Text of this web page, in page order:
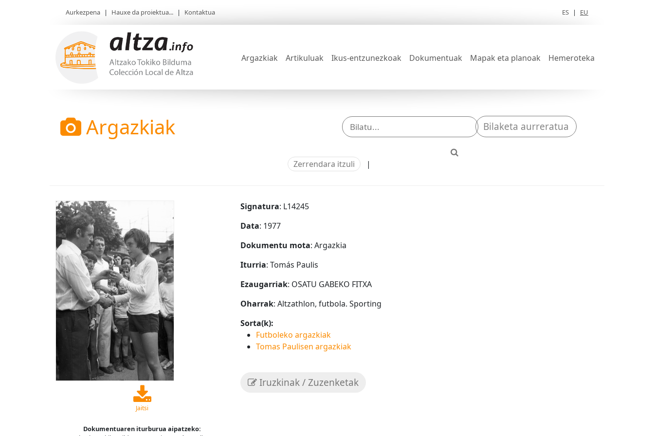
Aurkezpena | Hauxe da proiektua... | Kontaktua ES | EU
Argazkiak Artikuluak Ikus-entzunezkoak Dokumentuak Mapak eta planoak Hemeroteka
Argazkiak Bilaketa aurreratua
Zerrendara itzuli |
Jaitsi
Dokumentuaren iturburua aipatzeko:
Signatura: L14245
Data: 1977
Dokumentu mota: Argazkia
Iturria: Tomás Paulis
Ezaugarriak: OSATU GABEKO FITXA
Oharrak: Altzathlon, futbola. Sporting
Sorta(k):
Futboleko argazkiak
Tomas Paulisen argazkiak
Iruzkinak / Zuzenketak